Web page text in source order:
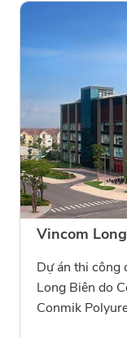
thẩm mỹ và
Vincom
Dự án thi công
Long Biên do
Conmik